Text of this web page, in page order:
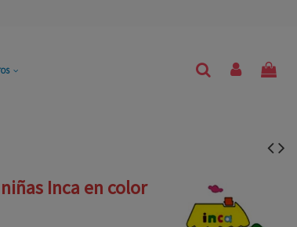
Inca en color